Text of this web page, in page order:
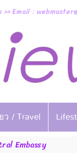
Email :
ว / Travel
Embassy